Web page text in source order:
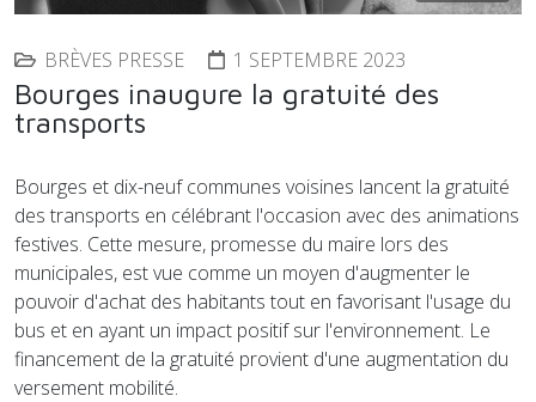
BRÈVES PRESSE 1 SEPTEMBRE 2023
Bourges inaugure la gratuité des
transports
Bourges et dix-neuf communes voisines lancent la gratuité
des transports en célébrant l'occasion avec des animations
festives. Cette mesure, promesse du maire lors des
municipales, est vue comme un moyen d'augmenter le
pouvoir d'achat des habitants tout en favorisant l'usage du
bus et en ayant un impact positif sur l'environnement. Le
financement de la gratuité provient d'une augmentation du
versement mobilité.